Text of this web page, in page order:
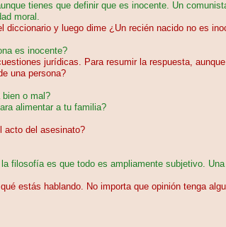
tienes que definir que es inocente. Un
moral.
diccionario y luego dime ¿Un recién nacido no es
es inocente?
jurídicas. Para resumir la respuesta,
una persona?
o mal?
alimentar a tu familia?
acto del asesinato?
filosofía es que todo es ampliamente subjetivo.
estás hablando. No importa que opinión tenga